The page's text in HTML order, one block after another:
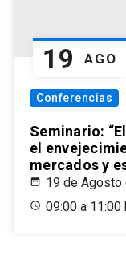
19 AGO
Conferencias
Seminario:
el
mercados y
19 de Agosto
09:00 a 11:00